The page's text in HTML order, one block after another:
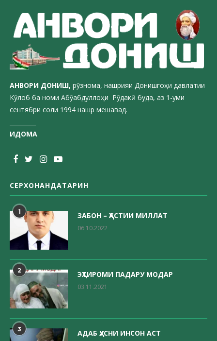
АНВОРИ ДОНИШ, рӯзнома, нашрияи Донишгоҳи давлатии
Кӯлоб ба номи Абӯабдуллоҳи Рӯдакӣ буда, аз 1-уми
сентябри соли 1994 нашр мешавад.
ИДОМА
СЕРХОНАНДАТАРИН
1 ЗАБОН – ҲАСТИИ МИЛЛАТ
06.10.2022
2 ЭҲТИРОМИ ПАДАРУ МОДАР
03.11.2021
3 АДАБ ҲУСНИ ИНСОН АСТ